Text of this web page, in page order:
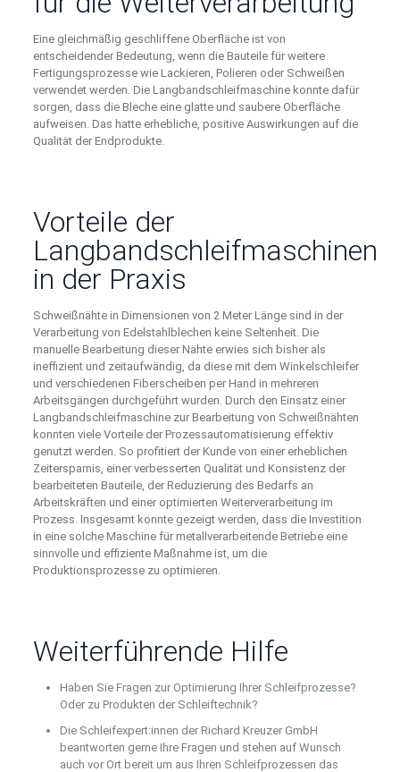
Eine gleichmäßig geschliffene Oberfläche ist von
entscheidender Bedeutung, wenn die Bauteile für weitere
Fertigungsprozesse wie Lackieren, Polieren oder Schweißen
verwendet werden. Die Langbandschleifmaschine konnte dafür
sorgen, dass die Bleche eine glatte und saubere Oberfläche
aufweisen. Das hatte erhebliche, positive Auswirkungen auf die
Qualität der Endprodukte.
Vorteile der
Langbandschleifmaschinen
in der Praxis
Schweißnähte in Dimensionen von 2 Meter Länge sind in der
Verarbeitung von Edelstahlblechen keine Seltenheit. Die
manuelle Bearbeitung dieser Nähte erwies sich bisher als
ineffizient und zeitaufwändig, da diese mit dem Winkelschleifer
und verschiedenen Fiberscheiben per Hand in mehreren
Arbeitsgängen durchgeführt wurden. Durch den Einsatz einer
Langbandschleifmaschine zur Bearbeitung von Schweißnähten
konnten viele Vorteile der Prozessautomatisierung effektiv
genutzt werden. So profitiert der Kunde von einer erheblichen
Zeitersparnis, einer verbesserten Qualität und Konsistenz der
bearbeiteten Bauteile, der Reduzierung des Bedarfs an
Arbeitskräften und einer optimierten Weiterverarbeitung im
Prozess. Insgesamt konnte gezeigt werden, dass die Investition
in eine solche Maschine für metallverarbeitende Betriebe eine
sinnvolle und effiziente Maßnahme ist, um die
Produktionsprozesse zu optimieren.
Weiterführende Hilfe
Haben Sie Fragen zur Optimierung Ihrer Schleifprozesse?
Oder zu Produkten der Schleiftechnik?
Die Schleifexpert:innen der Richard Kreuzer GmbH
beantworten gerne Ihre Fragen und stehen auf Wunsch
auch vor Ort bereit um aus Ihren Schleifprozessen das